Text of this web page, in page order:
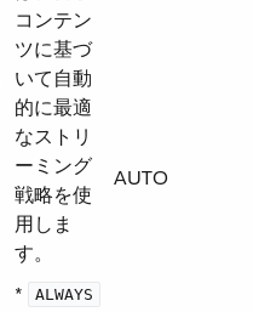
コンテン
ツに基づ
いて自動
的に最適
なストリ
ーミング
戦略を使
用しま
す。
*
ALWAYS
AUTO